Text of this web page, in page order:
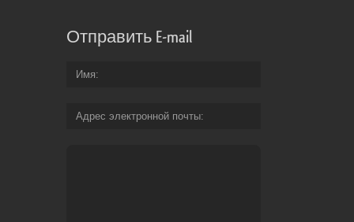
Отправить E-mail
Имя
Адрес электронной почты